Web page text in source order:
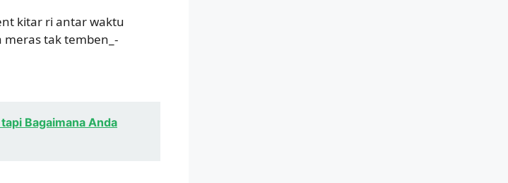
kitar ri antar waktu
meras tak temben_-
Bagaimana Anda